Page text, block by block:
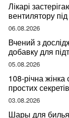
Лікарі
вентилятору
ваше здоров’я
06.08.2026
Вчений з
добавку для
05.08.2026
108-річна
простих
03.08.2026
Шары для